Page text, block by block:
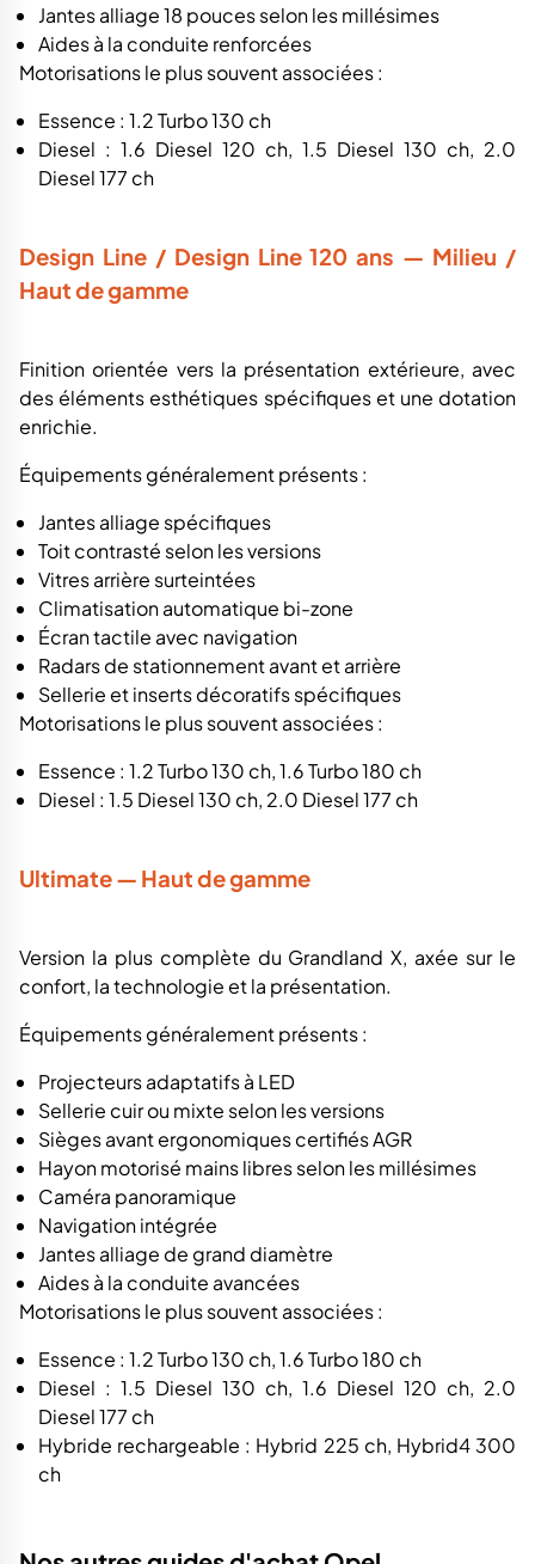
Jantes alliage 18 pouces selon les millésimes
Aides à la conduite renforcées
Motorisations le plus souvent associées :
Essence : 1.2 Turbo 130 ch
Diesel : 1.6 Diesel 120 ch, 1.5 Diesel 130 ch, 2.0
Diesel 177 ch
Design Line / Design Line 120 ans — Milieu /
Haut de gamme
Finition orientée vers la présentation extérieure, avec
des éléments esthétiques spécifiques et une dotation
enrichie.
Équipements généralement présents :
Jantes alliage spécifiques
Toit contrasté selon les versions
Vitres arrière surteintées
Climatisation automatique bi-zone
Écran tactile avec navigation
Radars de stationnement avant et arrière
Sellerie et inserts décoratifs spécifiques
Motorisations le plus souvent associées :
Essence : 1.2 Turbo 130 ch, 1.6 Turbo 180 ch
Diesel : 1.5 Diesel 130 ch, 2.0 Diesel 177 ch
Ultimate — Haut de gamme
Version la plus complète du Grandland X, axée sur le
confort, la technologie et la présentation.
Équipements généralement présents :
Projecteurs adaptatifs à LED
Sellerie cuir ou mixte selon les versions
Sièges avant ergonomiques certifiés AGR
Hayon motorisé mains libres selon les millésimes
Caméra panoramique
Navigation intégrée
Jantes alliage de grand diamètre
Aides à la conduite avancées
Motorisations le plus souvent associées :
Essence : 1.2 Turbo 130 ch, 1.6 Turbo 180 ch
Diesel : 1.5 Diesel 130 ch, 1.6 Diesel 120 ch, 2.0
Diesel 177 ch
Hybride rechargeable : Hybrid 225 ch, Hybrid4 300
ch